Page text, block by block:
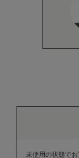
未使用の状態で